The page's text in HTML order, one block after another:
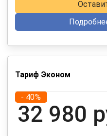
Тариф Эконом
- 40%
32 980